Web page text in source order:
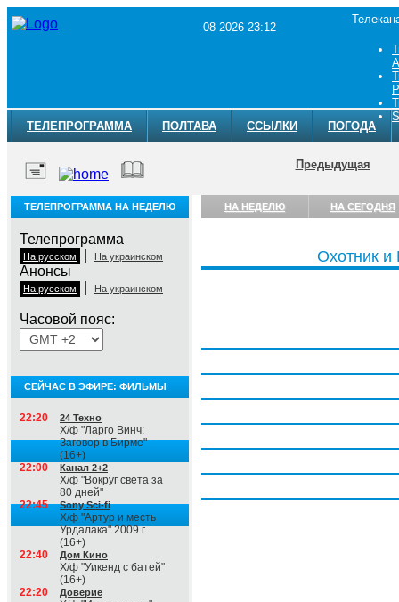
08 2026 23:12
ТЕЛЕПРОГРАММА ПОЛТАВА ССЫЛКИ ПОГОДА
Предыдущая
ТЕЛЕПРОГРАММА НА НЕДЕЛЮ
Телепрограмма
На русском На украинском
Анонсы
На русском На украинском
Часовой пояс:
СЕЙЧАС В ЭФИРЕ: ФИЛЬМЫ
22:20 24 Техно
Х/ф "Ларго Винч:
Заговор в Бирме"
(16+)
22:00
Канал 2+2
Х/ф "Вокруг света за
80 дней"
22:45
Sony Sci-fi
Х/ф "Артур и месть
Урдалака" 2009 г.
(16+)
22:40
Дом Кино
Х/ф "Уикенд с батей"
(16+)
22:20
Доверие
НА НЕДЕЛЮ НА СЕГОДНЯ
Охотник